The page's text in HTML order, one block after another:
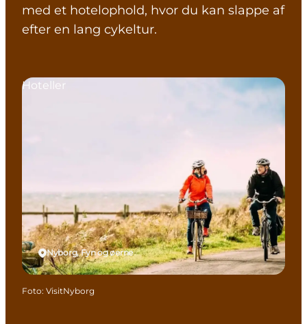
med et hotelophold, hvor du kan slappe af
efter en lang cykeltur.
Nyborg, Fyn og øerne
Hoteller
Foto: VisitNyborg